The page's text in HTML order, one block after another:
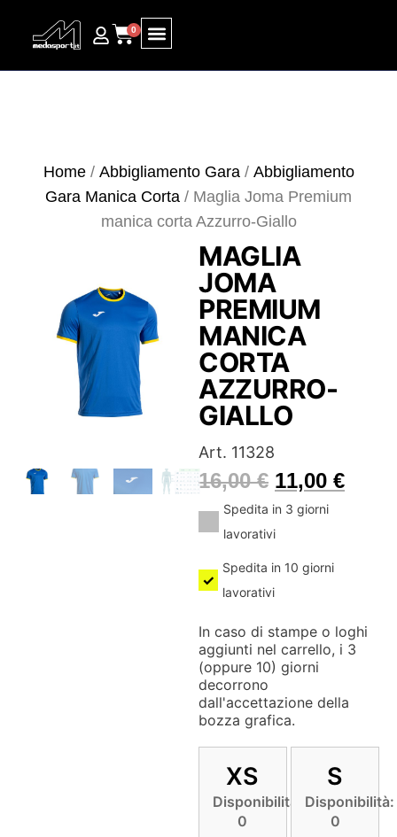
0
Home/ Abbigliamento Gara/ Abbigliamento
Gara Manica Corta / Maglia Joma Premium
manica corta Azzurro-Giallo
MAGLIA
JOMA
PREMIUM
MANICA
CORTA
AZZURRO-
GIALLO
Art. 11328
16,00€ 11,00 €
Spedita in 3 giorni
lavorativi
Spedita in 10 giorni
lavorativi
In caso di stampe o loghi
aggiunti nel carrello, i 3
(oppure 10) giorni
decorrono
dall'accettazione della
bozza grafica.
XS
Disponibilità:
0
S
Disponibilità:
0